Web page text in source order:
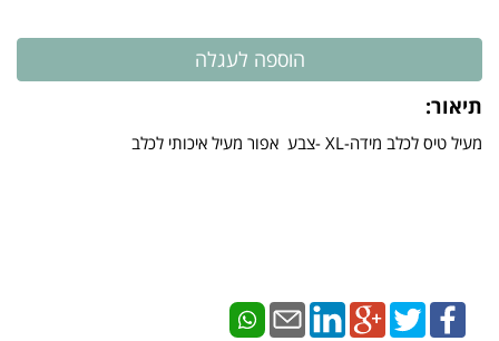
תיאור:
מעיל טיס לכלב מידה-XL -צבע אפור מעיל איכותי לכלב